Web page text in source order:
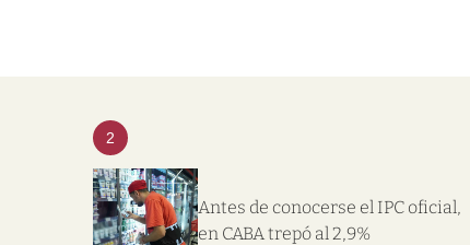
2
Antes de conocerse el IPC oficial,
en CABA trepó al 2,9%